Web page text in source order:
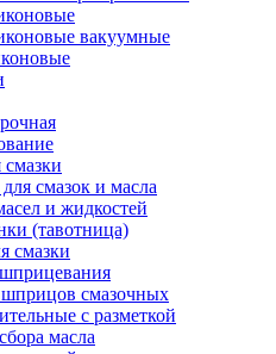
вакуумные
смазок и масла
и жидкостей
(тавотница)
смазки
смазочных
с разметкой
масла